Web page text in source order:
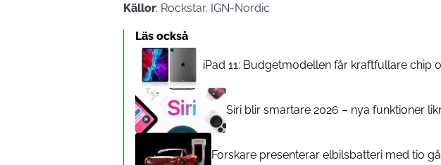
Källor: Rockstar, IGN-Nordic
Läs också
iPad 11: Budgetmodellen får kraftfullare chip
Siri blir smartare 2026 – nya funktioner
Forskare presenterar elbilsbatteri med tio